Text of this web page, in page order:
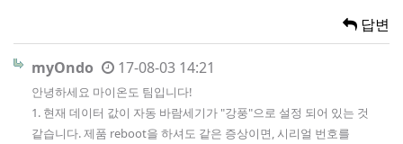
답변
myOndo 17-08-03 14:21
안녕하세요 마이온도 팀입니다!
1. 현재 데이터 값이 자동 바람세기가 "강풍"으로 설정 되어 있는 것
같습니다. 제품 reboot을 하셔도 같은 증상이면, 시리얼 번호를